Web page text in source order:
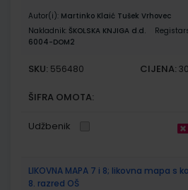
Autor(i): Martinko Klaić Tušek Vrhovec
Nakladnik: ŠKOLSKA KNJIGA d.d.
6004-DOM2
SKU: 556480 CIJENA:
ŠIFRA OMOTA:
Udžbenik
LIKOVNA MAPA 7 i 8; likovna mapa s
8. razred OŠ